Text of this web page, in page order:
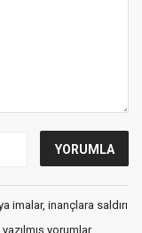
imalar, inançlara saldırı
yorumlar